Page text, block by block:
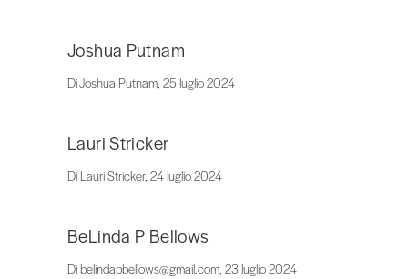
Joshua Putnam
Di Joshua Putnam, 25 luglio 2024
Lauri Stricker
Di Lauri Stricker, 24 luglio 2024
BeLinda P Bellows
Di belindapbellows@gmail.com, 23 luglio 2024